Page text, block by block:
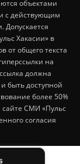
объектами
с действующим
Допускается
Хакасии» в
от общего текста
на
должна
быть доступной
более 50%
сайте СМИ «Пульс
согласия